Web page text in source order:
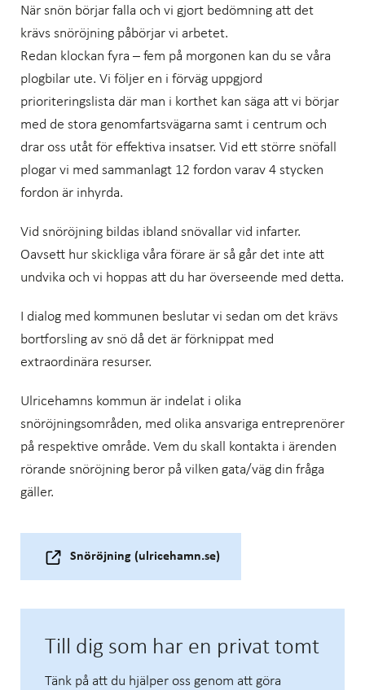
När snön börjar falla och vi gjort bedömning att det
krävs snöröjning påbörjar vi arbetet.
Redan klockan fyra – fem på morgonen kan du se våra
plogbilar ute. Vi följer en i förväg uppgjord
prioriteringslista där man i korthet kan säga att vi börjar
med de stora genomfartsvägarna samt i centrum och
drar oss utåt för effektiva insatser. Vid ett större snöfall
plogar vi med sammanlagt 12 fordon varav 4 stycken
fordon är inhyrda.
Vid snöröjning bildas ibland snövallar vid infarter.
Oavsett hur skickliga våra förare är så går det inte att
undvika och vi hoppas att du har överseende med detta.
I dialog med kommunen beslutar vi sedan om det krävs
bortforsling av snö då det är förknippat med
extraordinära resurser.
Ulricehamns kommun är indelat i olika
snöröjningsområden, med olika ansvariga entreprenörer
på respektive område. Vem du skall kontakta i ärenden
rörande snöröjning beror på vilken gata/väg din fråga
gäller.
Snöröjning (ulricehamn.se)
Till dig som har en privat tomt
Tänk på att du hjälper oss genom att göra